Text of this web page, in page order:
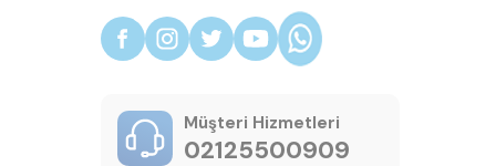
Müşteri Hizmetleri
02125500909